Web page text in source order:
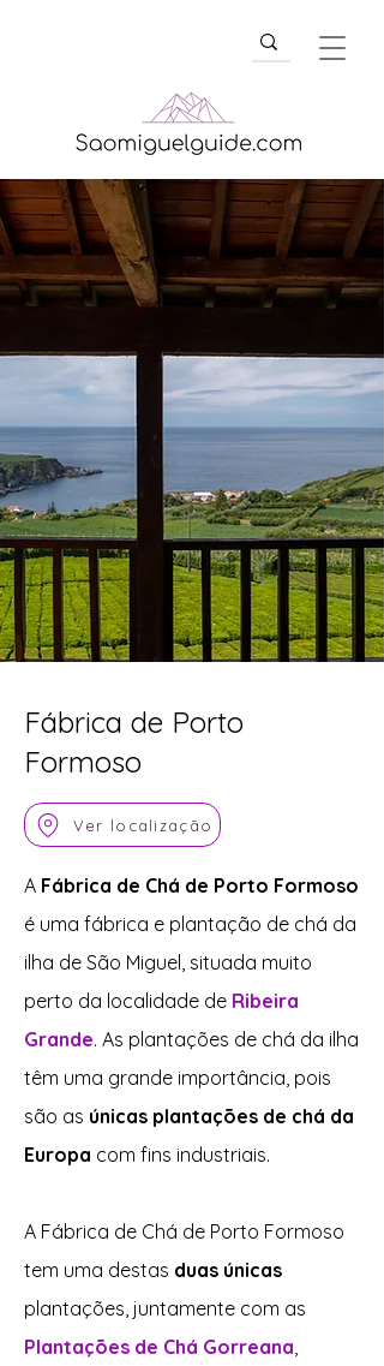
Fábrica de Porto
Formoso
Ver localização
A Fábrica de Chá de Porto Formoso
é uma fábrica e plantação de chá da
ilha de São Miguel, situada muito
perto da localidade de Ribeira
Grande. As plantações de chá da ilha
têm uma grande importância, pois
são as únicas plantações de chá da
Europa com fins industriais.
A Fábrica de Chá de Porto Formoso
tem uma destas duas únicas
plantações, juntamente com as
Plantações de Chá Gorreana,